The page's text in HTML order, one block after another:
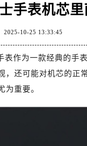
都区世纪大道5号盐城
陵区永定东路399号置
北区大闸南路500号来
区钱江路1366号华润
区东市南街777号金
区胜利东路379号世
区广益路705号嘉兴
手表机芯
2025-10-25 13:33:45
表作为一款经典的手
，还可能对机芯的正
为重要。